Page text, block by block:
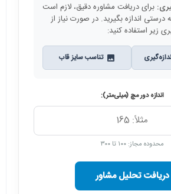
برای دریافت مشاوره دقیق، لازم است
اندازه بگیرید. در صورت نیاز از
زیر استفاده کنید:
تناسب سایز قاب
اندازه دور مچ (میلی‌متر):
محدوده مجاز: ۱۰۰ تا ۳۰۰
دریافت تحلیل مشاور